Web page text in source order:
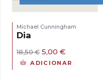
Michael Cunningham
Dia
18,50€ O
preço
original
5,00 €
preço
atual
ADICIONAR